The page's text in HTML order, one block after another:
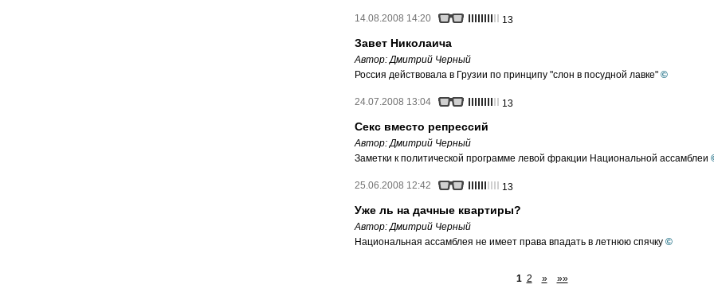
14.08.2008 14:20 13
Завет Николаича
Автор:Дмитрий Черный
Россия действовала в Грузии по принципу "слон в посудной лавке" ©
24.07.2008 13:04 13
Секс вместо репрессий
Автор:Дмитрий Черный
Заметки к политической программе левой фракции Национальной ассамблеи
25.06.2008 12:42 13
Уже ль на дачные квартиры?
Автор:Дмитрий Черный
Национальная ассамблея не имеет права впадать в летнюю спячку ©
1 2 » »»